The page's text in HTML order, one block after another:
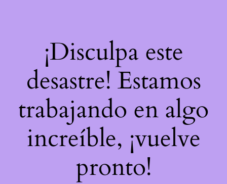
¡Disculpa este
desastre! Estamos
trabajando en algo
increíble, ¡vuelve
pronto!